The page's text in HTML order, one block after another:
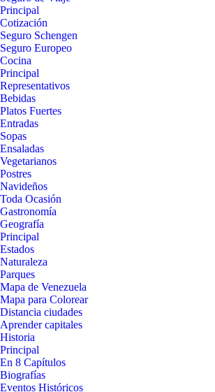
Principal
Cotización
Seguro Schengen
Seguro Europeo
Cocina
Principal
Representativos
Bebidas
Platos Fuertes
Entradas
Sopas
Ensaladas
Vegetarianos
Postres
Navideños
Toda Ocasión
Gastronomía
Geografía
Principal
Estados
Naturaleza
Parques
Mapa de Venezuela
Mapa para Colorear
Distancia ciudades
Aprender capitales
Historia
Principal
En 8 Capítulos
Biografías
Eventos Históricos